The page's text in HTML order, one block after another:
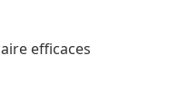
efficaces